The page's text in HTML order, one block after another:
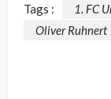
Tags : 1. FC
Oliver Ruhnert